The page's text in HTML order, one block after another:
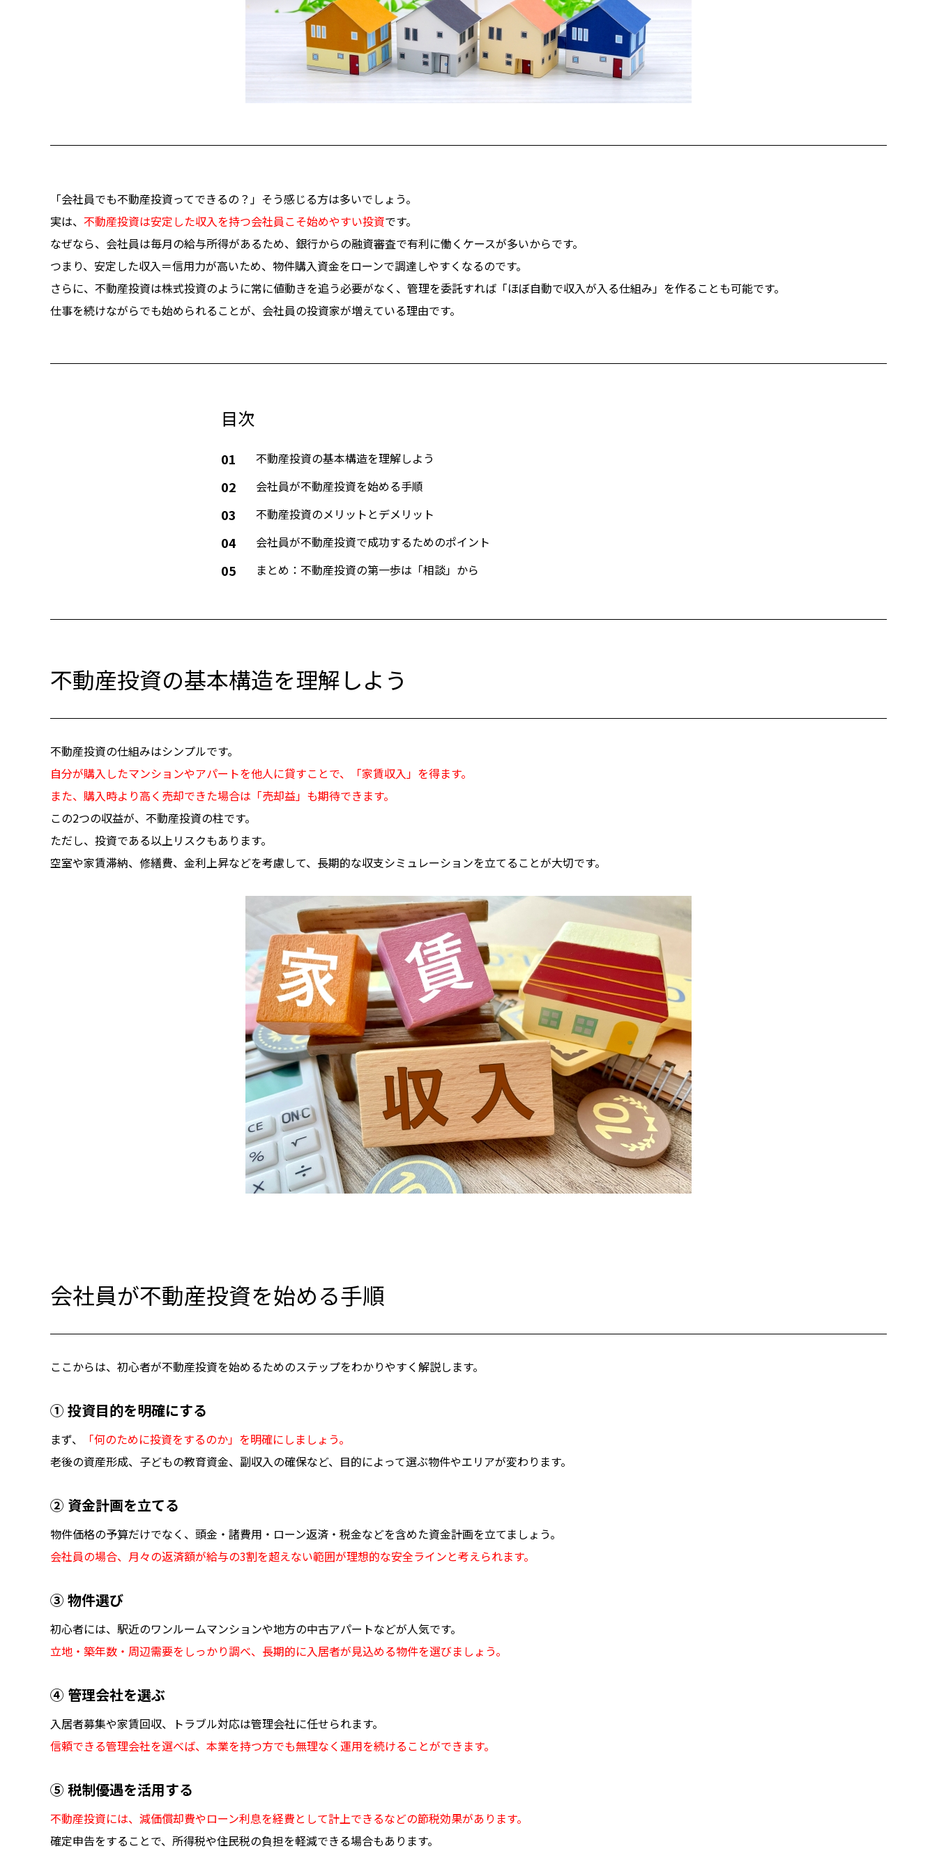
「会社員でも不動産投資ってできるの？」そう感じる方は多いでしょう。
実は、 不動産投資は安定した収入を持つ会社員こそ始めやすい投資です。
なぜなら、会社員は毎月の給与所得があるため、銀行からの融資審査で有利に働くケースが多いからです。
つまり、安定した収入＝信用力が高いため、物件購入資金をローンで調達しやすくなるのです。
さらに、不動産投資は株式投資のように常に値動きを追う必要がなく、管理を委託すれば「ほぼ自動で収入が入る仕組み」を作ることも可能です。
仕事を続けながらでも始められることが、会社員の投資家が増えている理由です。
目次
01 不動産投資の基本構造を理解しよう
02 会社員が不動産投資を始める手順
03 不動産投資のメリットとデメリット
04 会社員が不動産投資で成功するためのポイント
05 まとめ：不動産投資の第一歩は「相談」から
不動産投資の基本構造を理解しよう
不動産投資の仕組みはシンプルです。
自分が購入したマンションやアパートを他人に貸すことで、「家賃収入」を得ます。
また、購入時より高く売却できた場合は「売却益」も期待できます。
この2つの収益が、不動産投資の柱です。
ただし、投資である以上リスクもあります。
空室や家賃滞納、修繕費、金利上昇などを考慮して、長期的な収支シミュレーションを立てることが大切です。
会社員が不動産投資を始める手順
ここからは、初心者が不動産投資を始めるためのステップをわかりやすく解説します。
① 投資目的を明確にする
まず、
「何のために投資をするのか」を明確にしましょう。
老後の資産形成、子どもの教育資金、副収入の確保など、目的によって選ぶ物件やエリアが変わります。
② 資金計画を立てる
物件価格の予算だけでなく、頭金・諸費用・ローン返済・税金などを含めた資金計画を立てましょう。
会社員の場合、月々の返済額が給与の3割を超えない範囲が理想的な安全ラインと考えられます。
③ 物件選び
初心者には、駅近のワンルームマンションや地方の中古アパートなどが人気です。
立地・築年数・周辺需要をしっかり調べ、長期的に入居者が見込める物件を選びましょう。
④ 管理会社を選ぶ
入居者募集や家賃回収、トラブル対応は管理会社に任せられます。
信頼できる管理会社を選べば、本業を持つ方でも無理なく運用を続けることができます。
⑤ 税制優遇を活用する
不動産投資には、減価償却費やローン利息を経費として計上できるなどの節税効果があります。
確定申告をすることで、所得税や住民税の負担を軽減できる場合もあります。